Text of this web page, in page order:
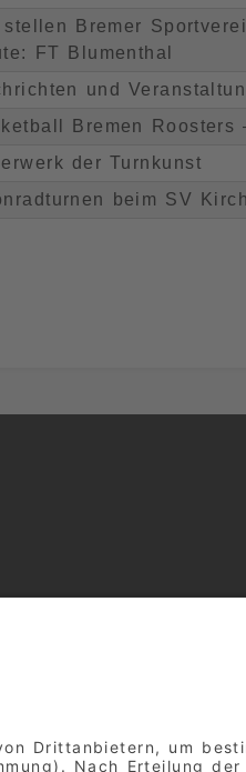
stellen Bremer
FT Blumenthal
und
Bremen Roosters
der Turnkunst
beim SV